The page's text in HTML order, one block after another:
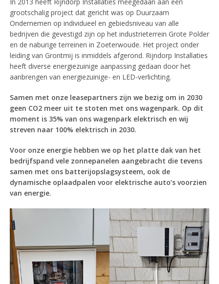
In 2013 heeft Rijndorp Installaties meegedaan aan een
grootschalig project dat gericht was op Duurzaam
Ondernemen op individueel en gebiedsniveau van alle
bedrijven die gevestigd zijn op het industrieterrein Grote Polder
en de naburige terreinen in Zoeterwoude. Het project onder
leiding van Grontmij is inmiddels afgerond. Rijndorp Installaties
heeft diverse energiezuinige aanpassing gedaan door het
aanbrengen van energiezuinige- en LED-verlichting.
Samen met onze leasepartners zijn we bezig om in 2030
geen CO2 meer uit te stoten met ons wagenpark. Op dit
moment is 35% van ons wagenpark elektrisch en wij
streven naar 100% elektrisch in 2030.
Voor onze energie hebben we op het platte dak van het
bedrijfspand vele zonnepanelen aangebracht die tevens
samen met ons batterijopslagsysteem, ook de
dynamische oplaadpalen voor elektrische auto’s voorzien
van energie.